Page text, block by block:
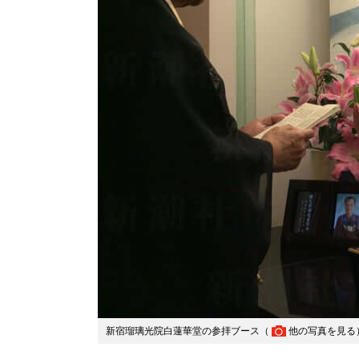
新宿瑠璃光院白蓮華堂の参拝ブース（ 他の写真を見る